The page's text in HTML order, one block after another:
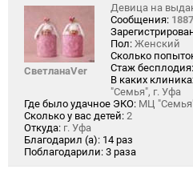
СветланаVer
Девица на
Сообщения: 1887
Пол: Женский
Сколько
Стаж бесплодия:
В каких
"Семья", г. Уфа
Где было удачное ЭКО: МЦ
Сколько у вас детей: 2
Откуда: г. Уфа
Благодарил (а): 14 раз
Поблагодарили: 3 раза